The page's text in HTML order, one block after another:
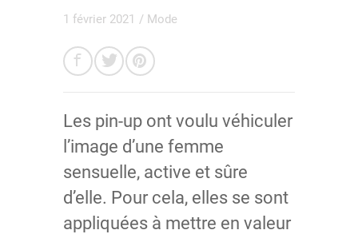
1 février 2021 / Mode
Les pin-up ont voulu véhiculer
l’image d’une femme
sensuelle, active et sûre
d’elle. Pour cela, elles se sont
appliquées à mettre en valeur